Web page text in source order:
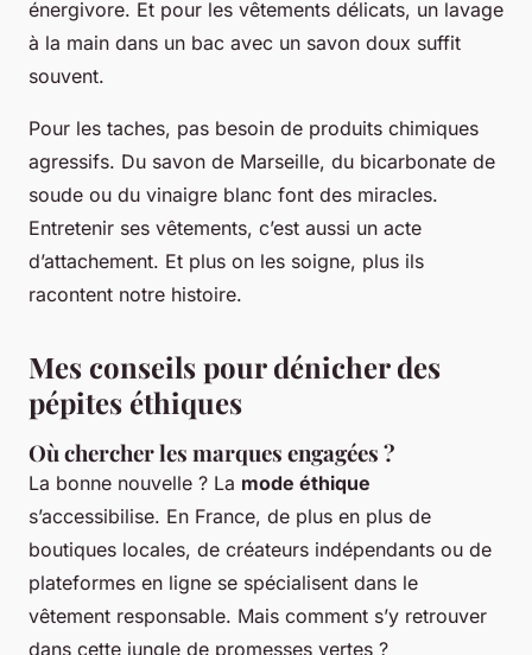
énergivore. Et pour les vêtements délicats, un lavage
à la main dans un bac avec un savon doux suffit
souvent.
Pour les taches, pas besoin de produits chimiques
agressifs. Du savon de Marseille, du bicarbonate de
soude ou du vinaigre blanc font des miracles.
Entretenir ses vêtements, c’est aussi un acte
d’attachement. Et plus on les soigne, plus ils
racontent notre histoire.
Mes conseils pour dénicher des
pépites éthiques
Où chercher les marques engagées ?
La bonne nouvelle ? La mode éthique
s’accessibilise. En France, de plus en plus de
boutiques locales, de créateurs indépendants ou de
plateformes en ligne se spécialisent dans le
vêtement responsable. Mais comment s’y retrouver
dans cette jungle de promesses vertes ?